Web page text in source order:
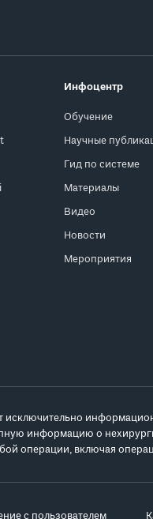
Инфоцентр
Обучение
Научные
Гид по системе
Материалы
Видео
Новости
Мероприятия
информацию о
операции, включая
с пользователем